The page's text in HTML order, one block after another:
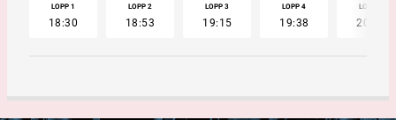
LOPP 1
18:30
LOPP 2
18:53
LOPP 3
19:15
LOPP 4
19:38
LOPP 5
20:00